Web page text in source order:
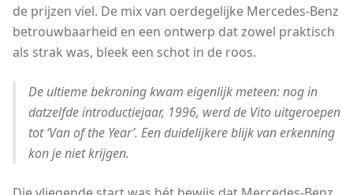
de prijzen viel. De mix van oerdegelijke Mercedes-Benz
betrouwbaarheid en een ontwerp dat zowel praktisch
als strak was, bleek een schot in de roos.
De ultieme bekroning kwam eigenlijk meteen: nog in
datzelfde introductiejaar, 1996, werd de Vito uitgeroepen
tot ‘Van of the Year’. Een duidelijkere blijk van erkenning
kon je niet krijgen.